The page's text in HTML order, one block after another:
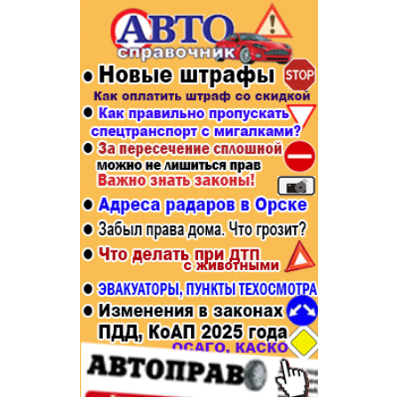
Афиша
Строительство и ремонт
Авто и мото
Рестораны, кафе, бары
Спорт Фитнес
Недвижимость
Красота Косметология
Телекоммуникации и связь
Торговля
Бизнес и финансы
Юристы, Экспертиза, Страхование
Ремонт
Социальные организации
Это интересно
Администрация
Популярное →
Строительство и ремонт